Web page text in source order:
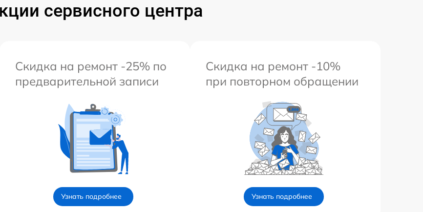
сервисного центра
Скидка на ремонт -25% по
предварительной записи
Узнать подробнее
Скидка на ремонт -10%
при повторном обращении
Узнать подробнее